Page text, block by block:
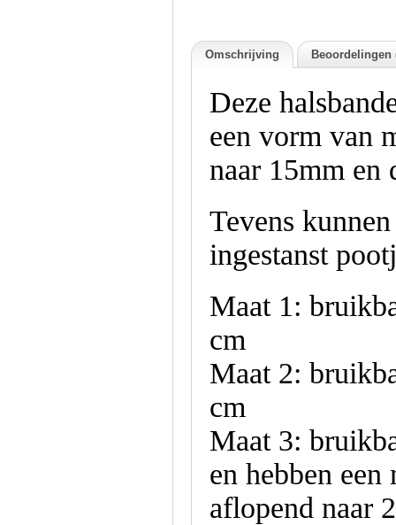
Omschrijving Beoordelingen
Deze
een vorm van
naar 15mm en
Tevens
ingestanst
Maat 1:
cm
Maat 2:
cm
Maat 3:
en hebben
aflopend naar